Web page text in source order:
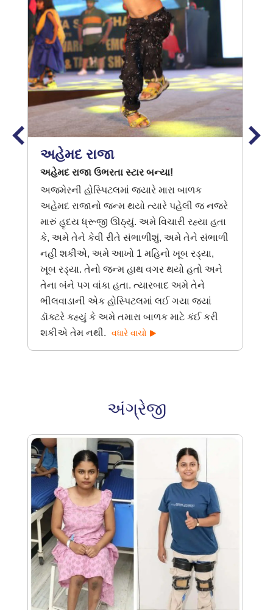
અહેમદ રાજા
અહેમદ રાજા ઉભરતા સ્ટાર બન્યા!
અજમેરની હોસ્પિટલમાં જ્યારે મારા બાળક
અહેમદ રાજાનો જન્મ થયો ત્યારે પહેલી જ નજરે
મારું હૃદય ધ્રૂજી ઊઠ્યું. અમે વિચારી રહ્યા હતા
કે, અમે તેને કેવી રીતે સંભાળીશું, અમે તેને સંભાળી
નહીં શકીએ, અમે આખો 1 મહિનો ખૂબ રડ્યા,
ખૂબ રડ્યા. તેનો જન્મ હાથ વગર થયો હતો અને
તેના બંને પગ વાંકા હતા. ત્યારબાદ અમે તેને
ભીલવાડાની એક હોસ્પિટલમાં લઈ ગયા જ્યાં
ડૉક્ટરે કહ્યું કે અમે તમારા બાળક માટે કંઈ કરી
શકીએ તેમ નથી.
વધારે વાચો
અંગ્રેજી